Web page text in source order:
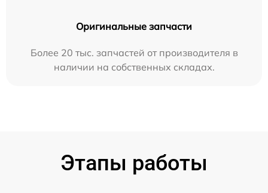
Оригинальные запчасти
Более 20 тыс. запчастей от производителя в
наличии на собственных складах.
Этапы работы